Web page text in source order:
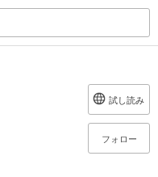
試し読み
フォロー